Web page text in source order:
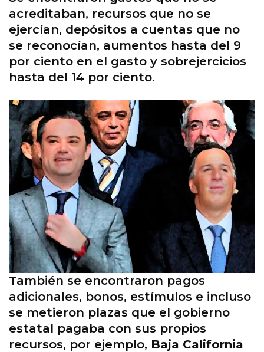
acreditaban, recursos que no se
ejercían, depósitos a cuentas que no
se reconocían, aumentos hasta del 9
por ciento en el gasto y sobrejercicios
hasta del 14 por ciento.
También se encontraron pagos
adicionales, bonos, estímulos e incluso
se metieron plazas que el gobierno
estatal pagaba con sus propios
recursos, por ejemplo, Baja California